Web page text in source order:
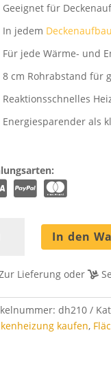
Geeignet für
In jedem Deckenaufbau
Für jede Wärme- und
8 cm Rohrabstand für
Reaktionsschnelles
Energiesparender als
In den
Lieferung oder
dh210
kaufen,